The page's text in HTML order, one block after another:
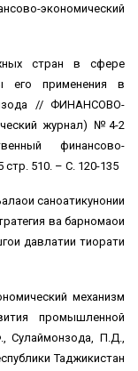
экономический
стран в сфере
его применения в
// ФИНАНСОВО-
журнал) №4-2
финансово-
510. – С. 120-135
саноатикунонии
ва барномаҳои
давлатии тиҳорати
механизм
промышленной
Сулаймонзода, П.Д.,
Таджикистан